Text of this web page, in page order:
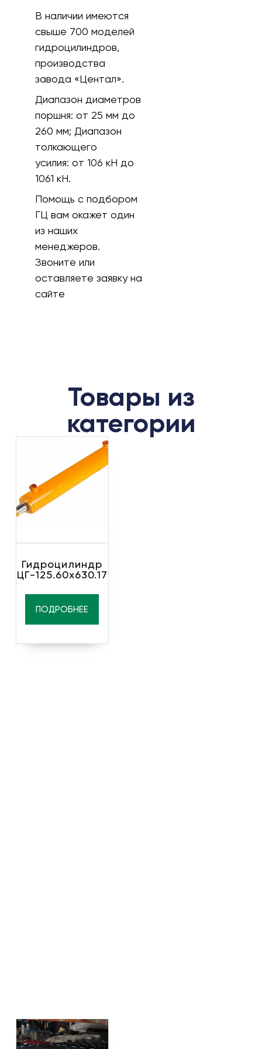
В наличии имеются
свыше 700 моделей
гидроцилиндров,
производства
завода «Центал».
Диапазон диаметров
поршня:от 25 мм до
260 мм; Диапазон
толкающего
усилия:от 106 кH до
1061 кН.
Помощь с подбором
ГЦ вам окажет один
из наших
менеджеров.
Звоните или
оставляете заявку на
сайте
Товары из
категории
Гидроцилиндр
ЦГ-125.60х630.17
ПОДРОБНЕЕ